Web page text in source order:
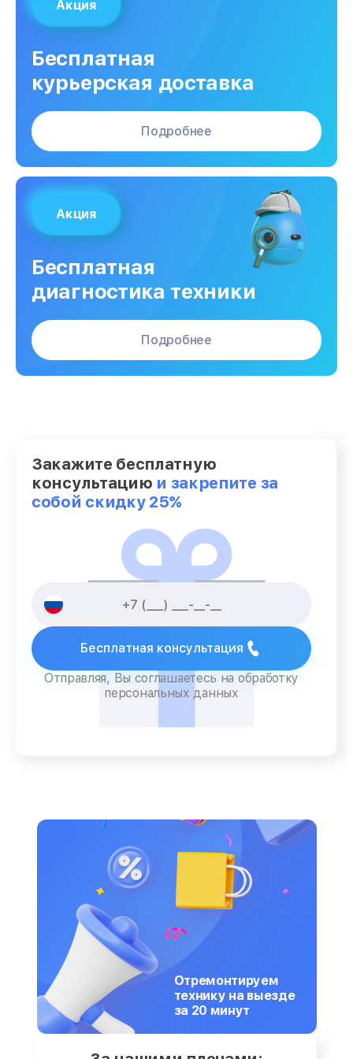
Акция
Бесплатная
курьерская доставка
Подробнее
Акция
Бесплатная
диагностика техники
Подробнее
Закажите бесплатную
консультацию и закрепите за
собой скидку 25%
Бесплатная консультация
Отправляя, Вы соглашаетесь на обработку
персональных данных
Отремонтируем
технику на выезде
за 20 минут